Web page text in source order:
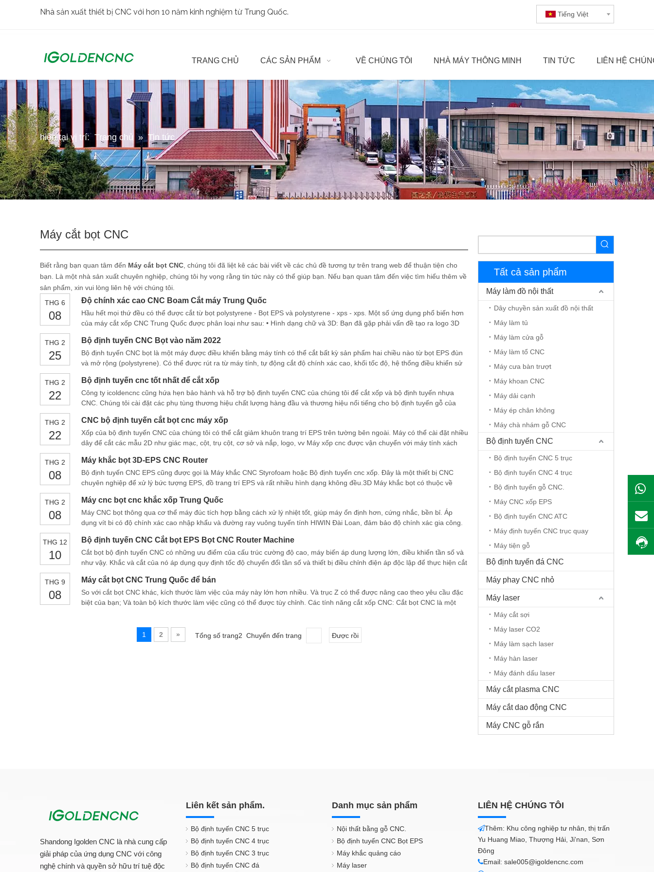
Nhà sản xuất thiết bị CNC với hơn 10 năm kinh nghiệm từ Trung Quốc. Tiếng Việt
TRANG CHỦ CÁC SẢN PHẨM VỀ CHÚNG TÔI NHÀ MÁY THÔNG MINH TIN TỨC LIÊN HỆ
hiện tại vị trí: Trang chủ » Tin tức
Máy cắt bọt CNC
Biết rằng bạn quan tâm đến Máy cắt bọt CNC , chúng tôi đã liệt kê các bài viết về các chủ đề tương tự trên trang web để thuận tiện cho
bạn. Là một nhà sản xuất chuyên nghiệp, chúng tôi hy vọng rằng tin tức này có thể giúp bạn. Nếu bạn quan tâm đến việc tìm hiểu thêm về
sản phẩm, xin vui lòng liên hệ với chúng tôi.
THG 6
08
Độ chính xác cao CNC Boam Cắt máy Trung Quốc
Hầu hết mọi thứ đều có thể được cắt từ bọt polystyrene - Bọt EPS và polystyrene - xps - xps. Một số ứng dụng phổ biến hơn
của máy cắt xốp CNC Trung Quốc được phân loại như sau: • Hình dạng chữ và 3D: Bạn đã gặp phải vấn đề tạo ra logo 3D
THG 2
25
Bộ định tuyến CNC Bọt vào năm 2022
Bộ định tuyến CNC bọt là một máy được điều khiển bằng máy tính có thể cắt bất kỳ sản phẩm hai chiều nào từ bọt EPS đùn
và mở rộng (polystyrene). Có thể được rút ra từ máy tính, tự động cắt độ chính xác cao, khối tốc độ, hệ thống điều khiển sử
THG 2
22
Bộ định tuyến cnc tốt nhất để cắt xốp
Công ty icoldencnc cũng hứa hẹn bảo hành và hỗ trợ bộ định tuyến CNC của chúng tôi để cắt xốp và bộ định tuyến nhựa
CNC. Chúng tôi cài đặt các phụ tùng thương hiệu chất lượng hàng đầu và thương hiệu nổi tiếng cho bộ định tuyến gỗ của
nghiêm ngặt của chúng tôi
THG 2
22
CNC bộ định tuyến cắt bọt cnc máy xốp
Xốp của bộ định tuyến CNC của chúng tôi có thể cắt giảm khuôn trang trí EPS trên tường bên ngoài. Máy có thể cài đặt nhiều
dây để cắt các mẫu 2D như giác mạc, cột, trụ cột, cơ sở và nắp, logo, vv Máy xốp cnc được vận chuyển với máy tính xách
THG 2
08
Máy khắc bọt 3D-EPS CNC Router
Bộ định tuyến CNC EPS cũng được gọi là Máy khắc CNC Styrofoam hoặc Bộ định tuyến cnc xốp. Đây là một thiết bị CNC
chuyên nghiệp để xử lý bức tượng EPS, đồ trang trí EPS và rất nhiều hình dạng không đều.3D Máy khắc bọt có thuộc về
THG 2
08
Máy cnc bọt cnc khắc xốp Trung Quốc
Máy CNC bọt thông qua cơ thể máy đúc tích hợp bằng cách xử lý nhiệt tốt, giúp máy ổn định hơn, cứng nhắc, bền bỉ. Áp
dụng vít bi có độ chính xác cao nhập khẩu và đường ray vuông tuyến tính HIWIN Đài Loan, đảm bảo độ chính xác gia công.
THG 12
10
Bộ định tuyến CNC Cắt bọt EPS Bọt CNC Router Machine
Cắt bọt bộ định tuyến CNC có những ưu điểm của cấu trúc cường độ cao, máy biến áp dung lượng lớn, điều khiển tần số và
như vậy. Khắc và cắt của nó áp dụng quy định tốc độ chuyển đổi tần số và thiết bị điều chỉnh điện áp độc lập để thực hiện cắt
THG 9
08
Máy cắt bọt CNC Trung Quốc để bán
So với cắt bọt CNC khác, kích thước làm việc của máy này lớn hơn nhiều. Và trục Z có thể được nâng cao theo yêu cầu đặc
biệt của bạn; Và toàn bộ kích thước làm việc cũng có thể được tùy chỉnh. Các tính năng cắt xốp CNC: Cắt bọt CNC là một
1 2 » Tổng số trang2 Chuyển đến trang Được rồi
Tất cả sản phẩm
Máy làm đồ nội thất
Dây chuyền sản xuất đồ nội thất
Máy làm tủ
Máy làm cửa gỗ
Máy làm tổ CNC
Máy cưa bàn trượt
Máy khoan CNC
Máy dải cạnh
Máy ép chân không
Máy chà nhám gỗ CNC
Bộ định tuyến CNC
Bộ định tuyến CNC 5 trục
Bộ định tuyến CNC 4 trục
Bộ định tuyến gỗ CNC.
Máy CNC xốp EPS
Bộ định tuyến CNC ATC
Máy định tuyến CNC trục quay
Máy tiện gỗ
Bộ định tuyến đá CNC
Máy phay CNC nhỏ
Máy laser
Máy cắt sợi
Máy laser CO2
Máy làm sạch laser
Máy hàn laser
Máy đánh dấu laser
Máy cắt plasma CNC
Máy cắt dao động CNC
Máy CNC gỗ rắn
Shandong Igolden CNC là nhà cung cấp
giải pháp của ứng dụng CNC với công
nghệ chính và quyền sở hữu trí tuệ độc
Liên kết sản phẩm.
Bộ định tuyến CNC 5 trục
Bộ định tuyến CNC 4 trục
Bộ định tuyến CNC 3 trục
Bộ định tuyến CNC đá
Danh mục sản phẩm
Nội thất bằng gỗ CNC.
Bộ định tuyến CNC Bọt EPS
Máy khắc quảng cáo
Máy laser
LIÊN HỆ CHÚNG TÔI
Thêm: Khu công nghiệp tư nhân, thị trấn
Yu Huang Miao, Thượng Hải, Ji'nan, Sơn
Đông
Email: sale005@igoldencnc.com